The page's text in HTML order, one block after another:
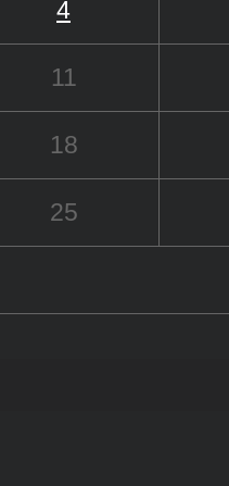
4
11
18
25